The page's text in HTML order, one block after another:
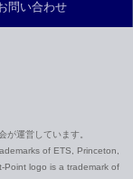
問い合わせ
が運営しています。
of ETS, Princeton,
Point logo is a trademark of